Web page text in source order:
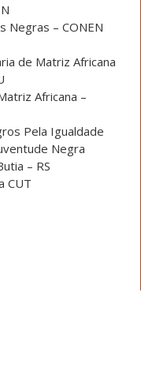
Negras – CONEN
de Matriz Africana
Africana –
Pela Igualdade
Negra
– RS
CUT